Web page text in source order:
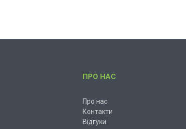
ПРО НАС
Про нас
Контакти
Відгуки